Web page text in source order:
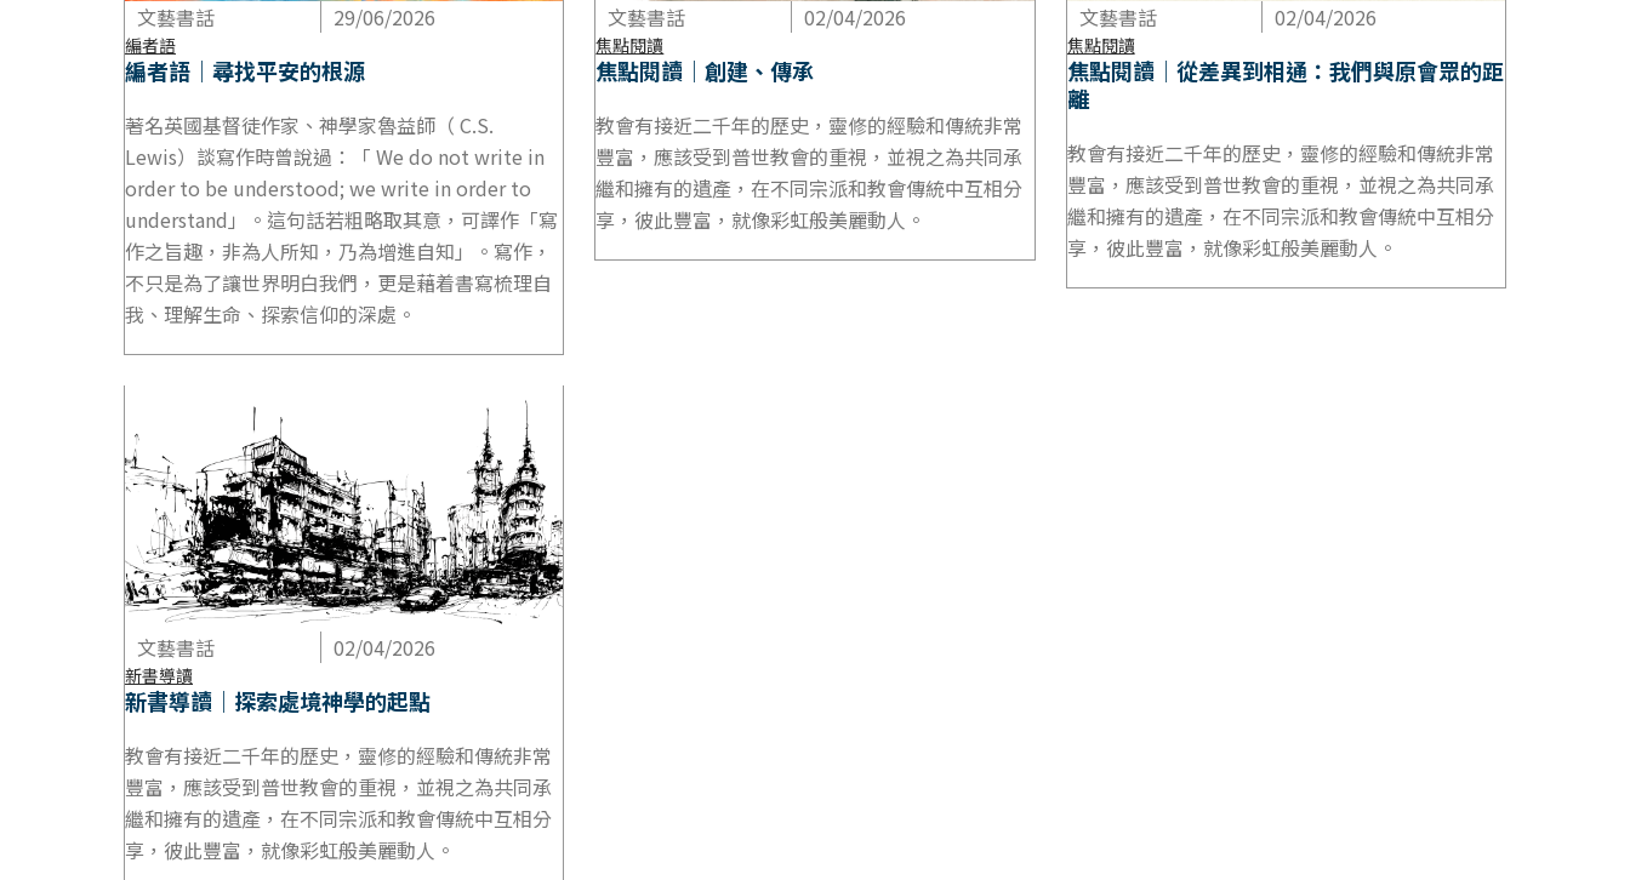
文藝書話 29/06/2026
編者語
編者語｜尋找平安的根源
著名英國基督徒作家、神學家魯益師（ C.S.
Lewis）談寫作時曾說過：「 We do not write in
order to be understood; we write in order to
understand」。這句話若粗略取其意，可譯作「寫
作之旨趣，非為人所知，乃為增進自知」。寫作，
不只是為了讓世界明白我們，更是藉着書寫梳理自
我、理解生命、探索信仰的深處。
文藝書話 02/04/2026
焦點閱讀
焦點閱讀｜創建、傳承
教會有接近二千年的歷史，靈修的經驗和傳統非常
豐富，應該受到普世教會的重視，並視之為共同承
繼和擁有的遺產，在不同宗派和教會傳統中互相分
享，彼此豐富，就像彩虹般美麗動人。
文藝書話 02/04/2026
焦點閱讀
焦點閱讀｜從差異到相通：我們與原會眾的距
離
教會有接近二千年的歷史，靈修的經驗和傳統非常
豐富，應該受到普世教會的重視，並視之為共同承
繼和擁有的遺產，在不同宗派和教會傳統中互相分
享，彼此豐富，就像彩虹般美麗動人。
文藝書話 02/04/2026
新書導讀
新書導讀｜探索處境神學的起點
教會有接近二千年的歷史，靈修的經驗和傳統非常
豐富，應該受到普世教會的重視，並視之為共同承
繼和擁有的遺產，在不同宗派和教會傳統中互相分
享，彼此豐富，就像彩虹般美麗動人。